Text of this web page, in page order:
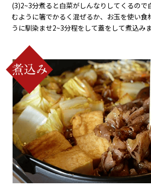
(3)2~3分煮ると白菜がしんなりしてくるので
むように箸でかるく混ぜるか、お玉を使い食
うに馴染ませ2~3分程をして蓋をして煮込みま